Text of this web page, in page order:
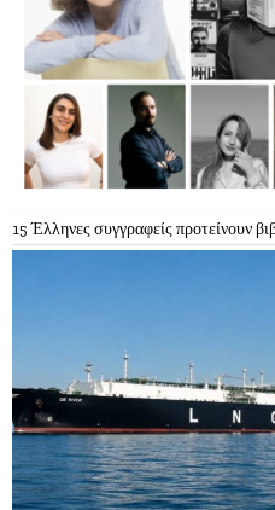
15 Έλληνες συγγραφείς προτείνουν